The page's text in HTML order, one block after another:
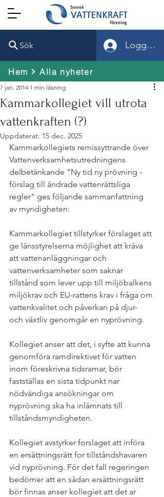
Sök Logga in
Hem Alla nyheter
Kammarkollegiet vill utrota
vattenkraften (?)
7 jan. 2014 1 min läsning
Uppdaterat: 15 dec. 2025
Kammarkollegiets remissyttrande över
Vattenverksamhetsutredningens
delbetänkande "Ny tid ny prövning -
förslag till ändrade vattenrättsliga
regler" ges följande sammanfattning
av myndigheten:
Kammarkollegiet tillstyrker förslaget att
ge länsstyrelserna möjlighet att kräva
att vattenanläggningar och
vattenverksamheter som saknar
tillstånd som lever upp till miljöbalkens
miljökrav och EU-rattens krav i fråga om
vattenkvalitet och påverkan på djur-
och växtliv genomgår en nyprövning.
Kollegiet anser att det, i syfte att kunna
genomföra ramdirektivet för vatten
inom föreskrivna tidsramar, bör
fastställas en sista tidpunkt nar
nödvändiga ansökningar om
nyprövning ska ha inlämnats till
tillståndsmyndigheten.
Kollegiet avstyrker forslaget att införa
en ersättningsrätt for tillståndshavaren
vid nyprövning. För det fall regeringen
bedömer att en sådan ersättningsrätt
bör finnas anser kollegiet att det ar